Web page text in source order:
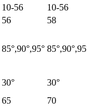
10-56
10-56
56
58
85°,90°,95°
30°
30°
65
70